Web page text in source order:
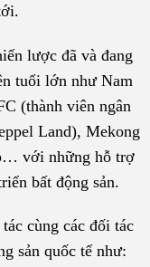
lược đã và đang
tuổi lớn như Nam
(thành viên ngân
Land), Mekong
với những hỗ trợ
bất động sản.
cùng các đối tác
sản quốc tế như: